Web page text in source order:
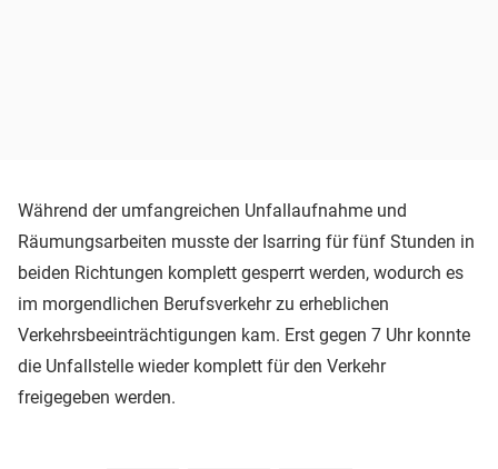
Während der umfangreichen Unfallaufnahme und
Räumungsarbeiten musste der Isarring für fünf Stunden in
beiden Richtungen komplett gesperrt werden, wodurch es
im morgendlichen Berufsverkehr zu erheblichen
Verkehrsbeeinträchtigungen kam. Erst gegen 7 Uhr konnte
die Unfallstelle wieder komplett für den Verkehr
freigegeben werden.